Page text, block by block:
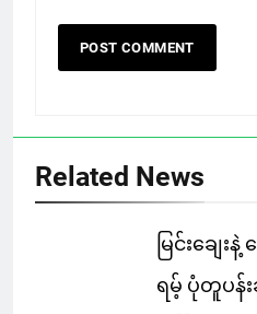
Related News
မြင်းချေ
ရမ့် ပုံတူပန်း